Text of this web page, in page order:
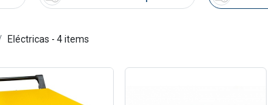
Eléctricas - 4 items